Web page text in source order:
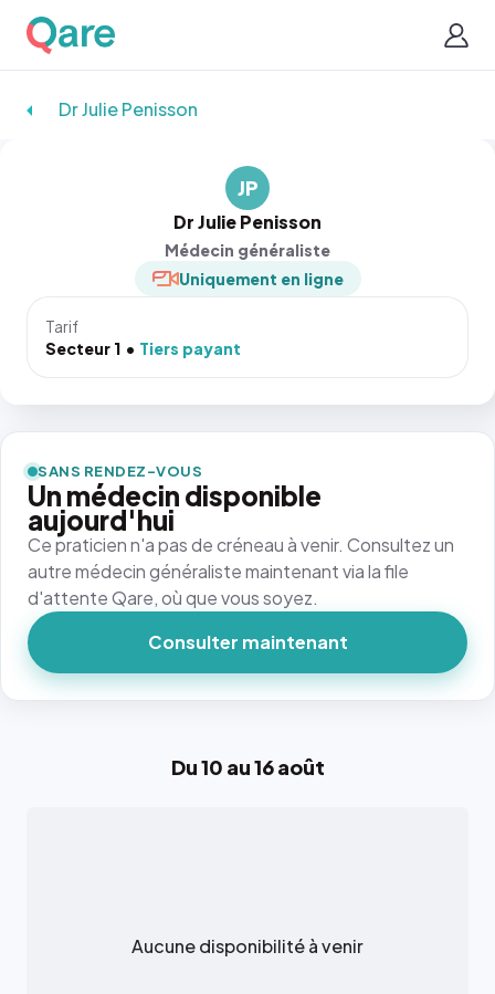
Dr Julie Penisson
JP
Dr Julie Penisson
Médecin généraliste
Uniquement en ligne
Tarif
Secteur 1
Tiers payant
Du 10 au 16 août
Aucune disponibilité à venir
SANS RENDEZ-VOUS
Un médecin disponible
aujourd'hui
Ce praticien n'a pas de créneau à venir. Consultez un
autre médecin généraliste maintenant via la file
d'attente Qare, où que vous soyez.
Consulter maintenant